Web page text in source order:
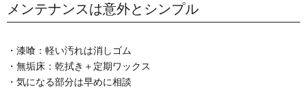
メンテナンスは意外とシンプル
・漆喰：軽い汚れは消しゴム
・無垢床：乾拭き＋定期ワックス
・気になる部分は早めに相談